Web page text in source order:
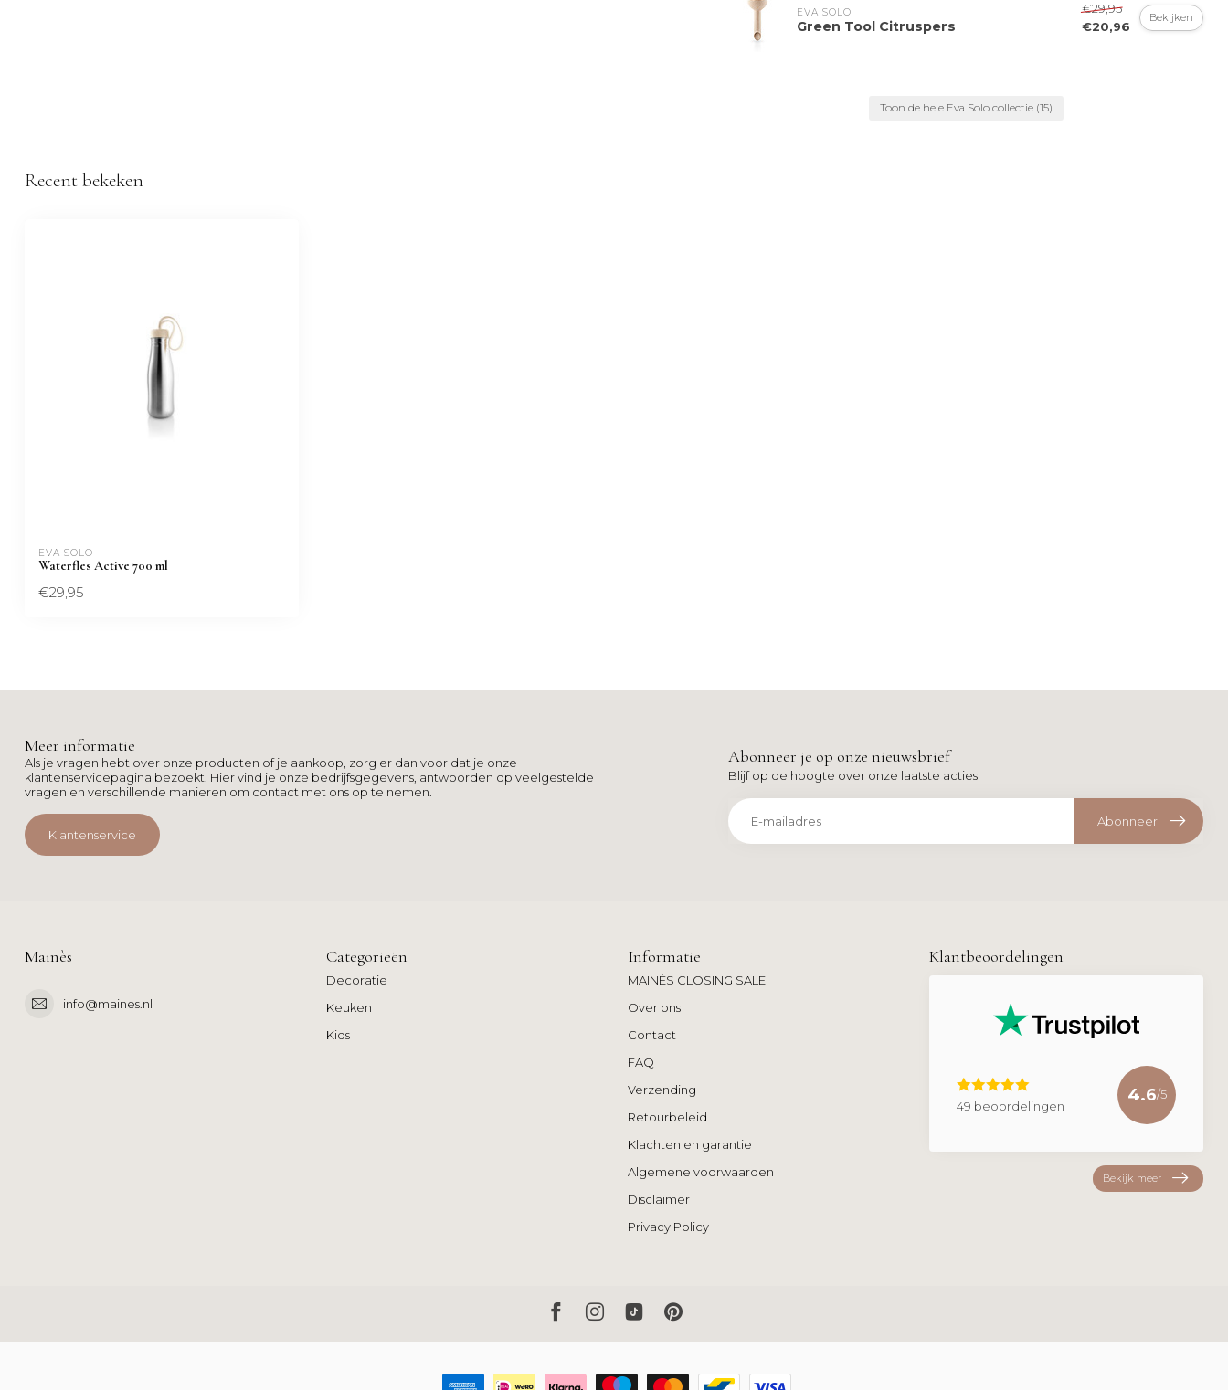
EVA SOLO
Green Tool Citruspers
€29,95
€20,96
Bekijken
Toon de hele Eva Solo collectie (15)
Recent bekeken
EVA SOLO
Waterfles Active 700 ml
€29,95
Meer informatie
Als je vragen hebt over onze producten of je aankoop, zorg er dan voor dat je onze
klantenservicepagina bezoekt. Hier vind je onze bedrijfsgegevens, antwoorden op veelgestelde
vragen en verschillende manieren om contact met ons op te nemen.
Klantenservice
Abonneer je op onze nieuwsbrief
Blijf op de hoogte over onze laatste acties
Abonneer
Mainès
info@maines.nl
Categorieën
Decoratie
Keuken
Kids
Informatie
MAINÈS CLOSING SALE
Over ons
Contact
FAQ
Verzending
Retourbeleid
Klachten en garantie
Algemene voorwaarden
Disclaimer
Privacy Policy
Klantbeoordelingen
49 beoordelingen
4.6/5
Bekijk meer